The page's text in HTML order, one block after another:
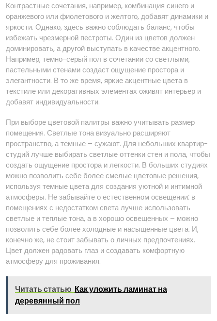
Контрастные сочетания, например, комбинация синего и
оранжевого или фиолетового и желтого, добавят динамики и
яркости. Однако, здесь важно соблюдать баланс, чтобы
избежать чрезмерной пестроты. Один из цветов должен
доминировать, а другой выступать в качестве акцентного.
Например, темно-серый пол в сочетании со светлыми,
пастельными стенами создаст ощущение простора и
элегантности. В то же время, яркие акцентные цвета в
текстиле или декоративных элементах оживят интерьер и
добавят индивидуальности.
При выборе цветовой палитры важно учитывать размер
помещения. Светлые тона визуально расширяют
пространство, а темные – сужают. Для небольших квартир-
студий лучше выбирать светлые оттенки стен и пола, чтобы
создать ощущение простора и легкости. В больших студиях
можно позволить себе более смелые цветовые решения,
используя темные цвета для создания уютной и интимной
атмосферы. Не забывайте о естественном освещении⁚ в
помещениях с недостатком света лучше использовать
светлые и теплые тона, а в хорошо освещенных – можно
позволить себе более холодные и насыщенные цвета. И,
конечно же, не стоит забывать о личных предпочтениях.
Цвет должен радовать глаз и создавать комфортную
атмосферу для проживания.
Читать статью Как уложить ламинат на
деревянный пол